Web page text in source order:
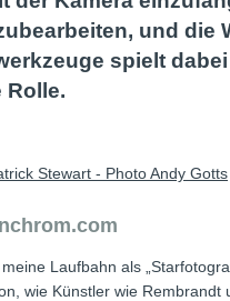
und die
spielt
Rolle.
Laufbahn als
wie Künstler wie Rembrandt